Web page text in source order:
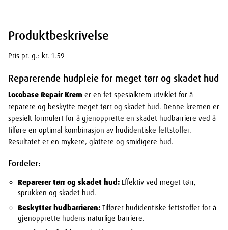
Produktbeskrivelse
Pris pr. g.: kr. 1.59
Reparerende hudpleie for meget tørr og skadet hud
Locobase Repair Krem er en fet spesialkrem utviklet for å
reparere og beskytte meget tørr og skadet hud. Denne kremen er
spesielt formulert for å gjenopprette en skadet hudbarriere ved å
tilføre en optimal kombinasjon av hudidentiske fettstoffer.
Resultatet er en mykere, glattere og smidigere hud.
Fordeler:
Reparerer tørr og skadet hud: Effektiv ved meget tørr,
sprukken og skadet hud.
Beskytter hudbarrieren: Tilfører hudidentiske fettstoffer for å
gjenopprette hudens naturlige barriere.